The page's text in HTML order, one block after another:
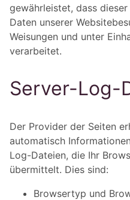
gewährleistet, dass
Daten unserer
Weisungen und unter
verarbeitet.
Server-Log-
Der Provider der Seiten
automatisch
Log-Dateien, die Ihr
übermittelt. Dies sind:
Browsertyp und